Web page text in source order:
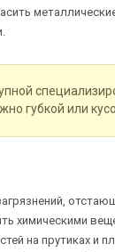
губкой или
химическими
на прутиках и